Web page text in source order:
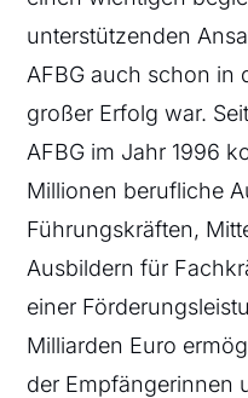
unterstützenden
AFBG auch schon in
großer Erfolg war.
AFBG im Jahr 1996
Millionen berufliche
Führungskräften,
Ausbildern für
einer
Milliarden Euro
der Empfängerinnen